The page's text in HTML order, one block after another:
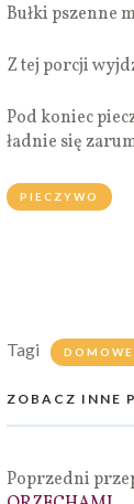
Bułki pszenne
Z tej porcji
Pod koniec
ładnie się
PIECZYWO
Tagi DOMOWE
ZOBACZ INNE
Poprzedni